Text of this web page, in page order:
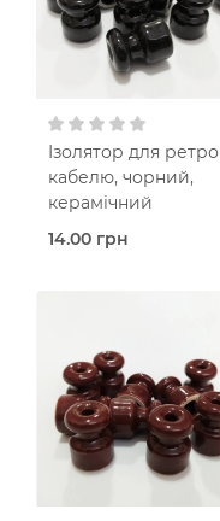
Ізолятор для ретро
кабелю, чорний,
керамічний
14.00 грн
Керамічний корпус
Ролик-тримач
(ізолятор)